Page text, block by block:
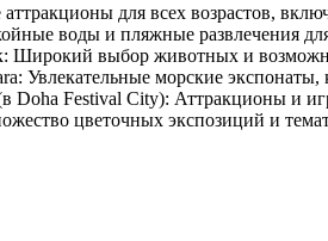
для всех возрастов,
воды и пляжные развлечения
Широкий выбор животных и
: Увлекательные морские экспонаты,
Doha Festival City): Аттракционы и
цветочных экспозиций и